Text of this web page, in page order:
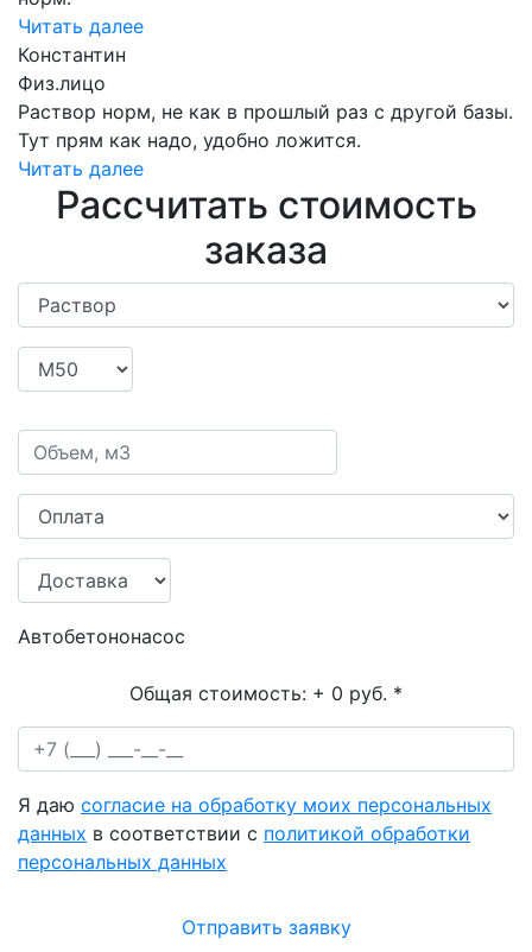
Читать далее
Константин
Физ.лицо
Раствор норм, не как в прошлый раз с другой базы.
Тут прям как надо, удобно ложится.
Читать далее
Рассчитать стоимость
заказа
Автобетононасос
Общая стоимость: + 0 руб. *
Я даю согласие на обработку моих персональных
данных в соответствии с политикой обработки
персональных данных
Отправить заявку